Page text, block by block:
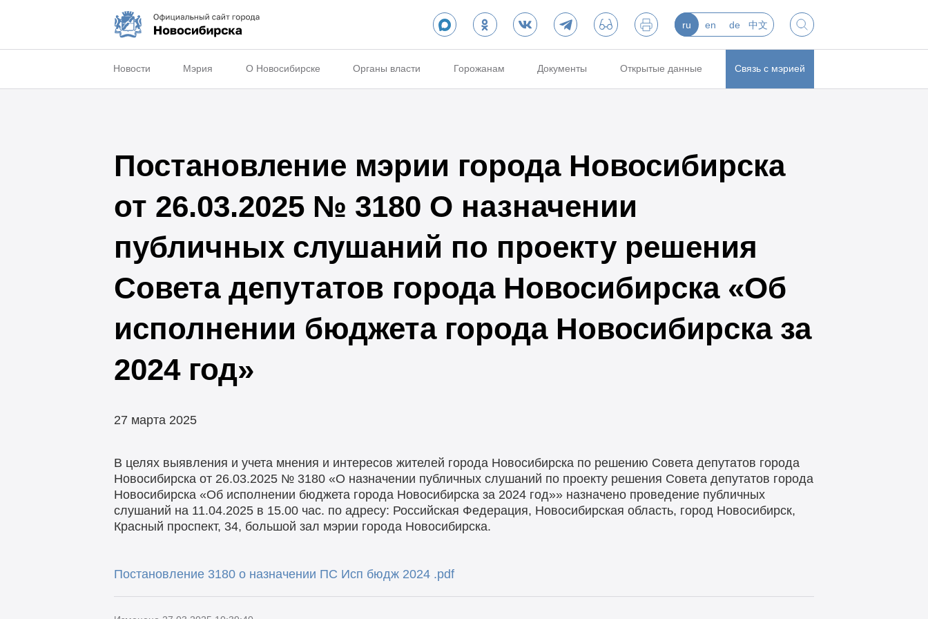
ru en de 中文
Новости Мэрия О Новосибирске Органы власти Горожанам Документы Открытые данные Связь с мэрией
Постановление мэрии города Новосибирска
от 26.03.2025 № 3180 О назначении
публичных слушаний по проекту решения
Совета депутатов города Новосибирска «Об
исполнении бюджета города Новосибирска за
2024 год»
27 марта 2025
В целях выявления и учета мнения и интересов жителей города Новосибирска по решению Совета депутатов города
Новосибирска от 26.03.2025 № 3180 «О назначении публичных слушаний по проекту решения Совета депутатов города
Новосибирска «Об исполнении бюджета города Новосибирска за 2024 год»» назначено проведение публичных
слушаний на 11.04.2025 в 15.00 час. по адресу: Российская Федерация, Новосибирская область, город Новосибирск,
Красный проспект, 34, большой зал мэрии города Новосибирска.
Постановление 3180 о назначении ПС Исп бюдж 2024 .pdf